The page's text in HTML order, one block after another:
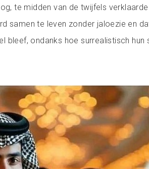
te midden van de twijfels
samen te leven zonder jaloezie en
bleef, ondanks hoe surrealistisch hun